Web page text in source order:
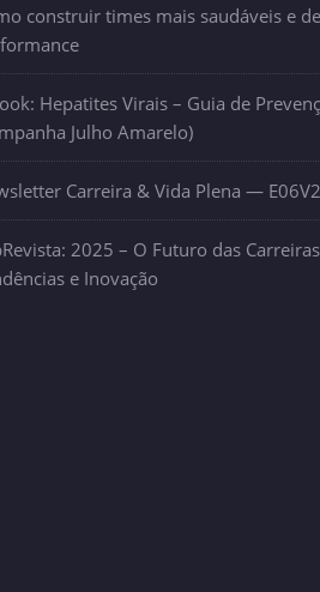
construir times mais saudáveis e
Hepatites Virais – Guia de
Julho Amarelo)
Carreira & Vida Plena —
2025 – O Futuro das
e Inovação